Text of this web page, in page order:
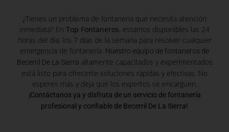
¿Tienes un problema de fontanería que necesita atención
inmediata? En Top Fontaneros, estamos disponibles las 24
horas del día, los 7 días de la semana para resolver cualquier
emergencia de fontanería. Nuestro equipo de fontaneros de
Becerril De La Sierra altamente capacitados y experimentados
está listo para ofrecerte soluciones rápidas y efectivas. No
esperes más y deja que los expertos se encarguen.
¡Contáctanos ya y disfruta de un servicio de fontanería
profesional y confiable de Becerril De La Sierra!